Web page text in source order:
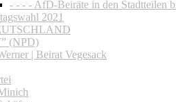
- - - - AfD-Beiräte in den Stadtteilen
2021
(NPD)
| Beirat Vegesack